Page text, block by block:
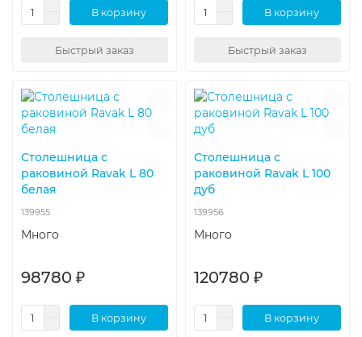
В корзину
Быстрый заказ
В корзину
Быстрый заказ
Столешница с
раковиной Ravak L 80
белая
139955
Много
98780 ₽
В корзину
Столешница с
раковиной Ravak L 100
дуб
139956
Много
120780 ₽
В корзину